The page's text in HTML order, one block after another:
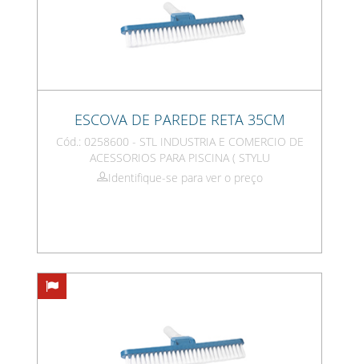
ESCOVA DE PAREDE RETA 35CM
Cód.: 0258600 - STL INDUSTRIA E COMERCIO DE
ACESSORIOS PARA PISCINA ( STYLU
Identifique-se para ver o preço